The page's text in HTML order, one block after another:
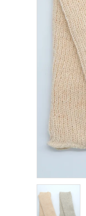
ベビー＆キッズ-
詰め合わせ-Gift set-
価格から探す